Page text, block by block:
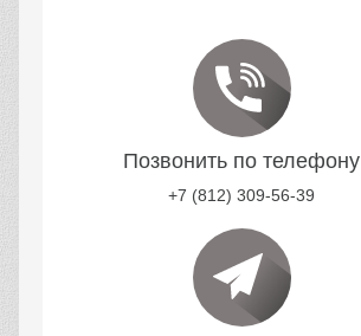
Позвонить по телефону
+7 (812) 309-56-39